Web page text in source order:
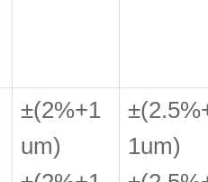
±(2%+1
um)
1um)